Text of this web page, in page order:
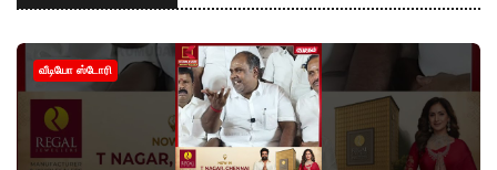
வீடியோ ஸ்டோரி